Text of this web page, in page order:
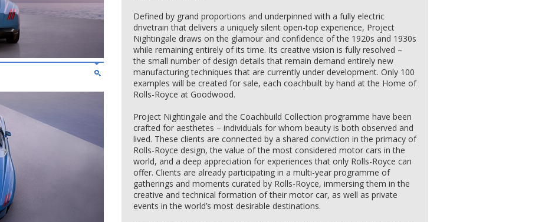
Defined by grand proportions and underpinned with a fully electric
drivetrain that delivers a uniquely silent open-top experience, Project
Nightingale draws on the glamour and confidence of the 1920s and 1930s
while remaining entirely of its time. Its creative vision is fully resolved –
the small number of design details that remain demand entirely new
manufacturing techniques that are currently under development. Only 100
examples will be created for sale, each coachbuilt by hand at the Home of
Rolls-Royce at Goodwood.
Project Nightingale and the Coachbuild Collection programme have been
crafted for aesthetes – individuals for whom beauty is both observed and
lived. These clients are connected by a shared conviction in the primacy of
Rolls-Royce design, the value of the most considered motor cars in the
world, and a deep appreciation for experiences that only Rolls-Royce can
offer. Clients are already participating in a multi-year programme of
gatherings and moments curated by Rolls-Royce, immersing them in the
creative and technical formation of their motor car, as well as private
events in the world’s most desirable destinations.